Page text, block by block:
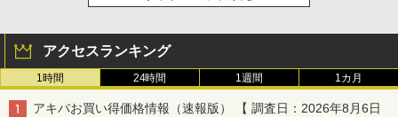
アクセスランキング
1時間 24時間 1週間 1カ月
アキバお買い得価格情報（速報版） 【 調査日：2026年8月6日